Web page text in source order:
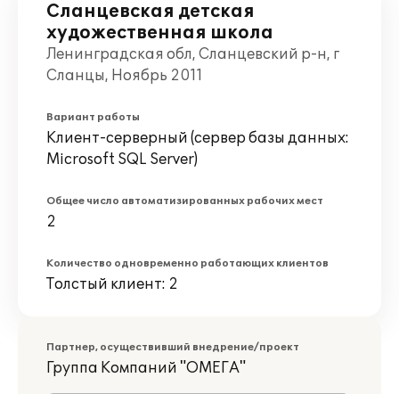
Сланцевская детская
художественная школа
Ленинградская обл, Сланцевский р-н, г
Сланцы, Ноябрь 2011
Вариант работы
Клиент-серверный (сервер базы данных:
Microsoft SQL Server)
Общее число автоматизированных рабочих мест
2
Количество одновременно работающих клиентов
Толстый клиент: 2
Партнер, осуществивший внедрение/проект
Группа Компаний "ОМЕГА"